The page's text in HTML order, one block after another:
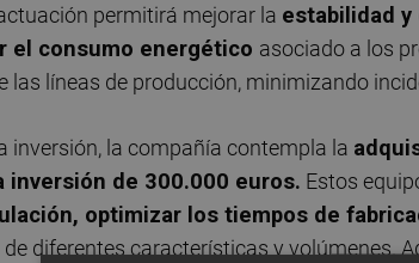
permitirá mejorar la estabilidad
el consumo energético asociado a los
las líneas de producción, minimizando
inversión, la compañía contempla la
inversión de 300.000 euros. Estos
optimizar los tiempos de
diferentes características y volúmenes.